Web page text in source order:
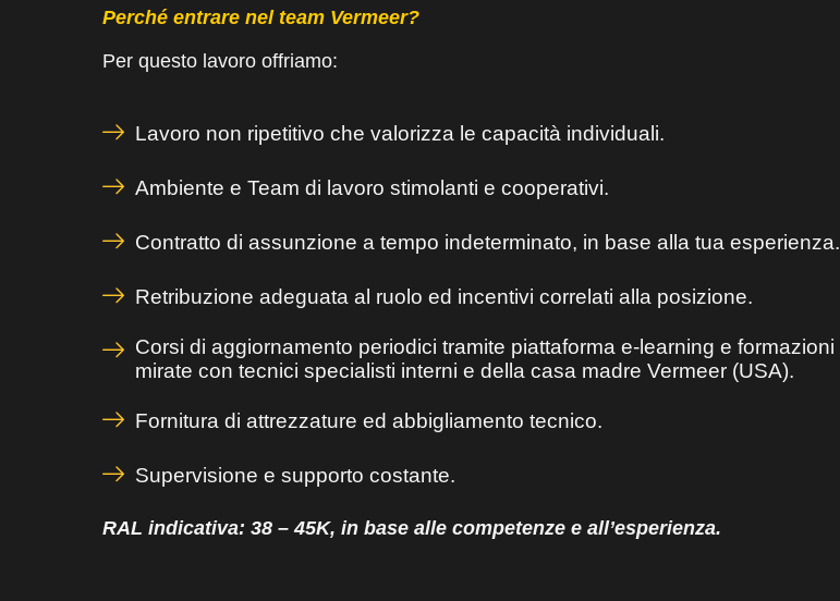
Perché entrare nel team Vermeer?
Per questo lavoro offriamo:
Lavoro non ripetitivo che valorizza le capacità individuali.
Ambiente e Team di lavoro stimolanti e cooperativi.
Contratto di assunzione a tempo indeterminato, in base alla tua esperienza.
Retribuzione adeguata al ruolo ed incentivi correlati alla posizione.
Corsi di aggiornamento periodici tramite piattaforma e-learning e formazioni
mirate con tecnici specialisti interni e della casa madre Vermeer (USA).
Fornitura di attrezzature ed abbigliamento tecnico.
Supervisione e supporto costante.
RAL indicativa: 38 – 45K, in base alle competenze e all’esperienza.